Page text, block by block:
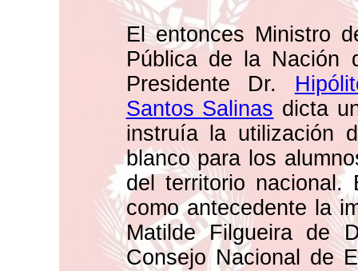
El entonces Ministro
Pública de la Nación
Presidente Dr.
Santos Salinas dicta
instruía la utilización
blanco para los
del territorio nacional.
como antecedente la
Matilde Filgueira de
Consejo Nacional de